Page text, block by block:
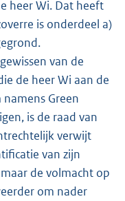
heer Wi. Dat heeft
is onderdeel a)
van de
de heer Wi aan de
Green
is de raad van
verwijt
van zijn
de volmacht op
om nader